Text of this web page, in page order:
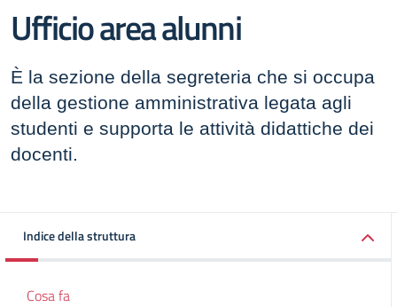
Ufficio area alunni
È la sezione della segreteria che si occupa
della gestione amministrativa legata agli
studenti e supporta le attività didattiche dei
docenti.
Indice della struttura
Cosa fa